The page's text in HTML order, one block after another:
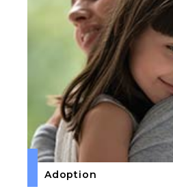
Adoption